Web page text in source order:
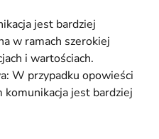
jest bardziej
w ramach szerokiej
i wartościach.
W przypadku opowieści
komunikacja jest bardziej